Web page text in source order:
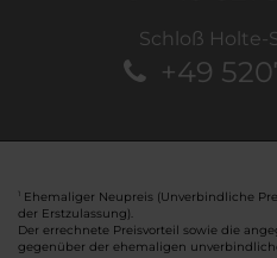
Schloß
+49
Ehemaliger Neupreis (Unverbindliche
der Erstzulassung).
Der errechnete Preisvorteil sowie die
gegenüber der ehemaligen